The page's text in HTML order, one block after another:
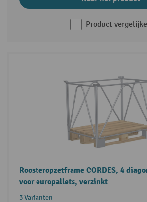
Product
Roosteropzetframe CORDES, 4
voor europallets, verzinkt
3 Varianten